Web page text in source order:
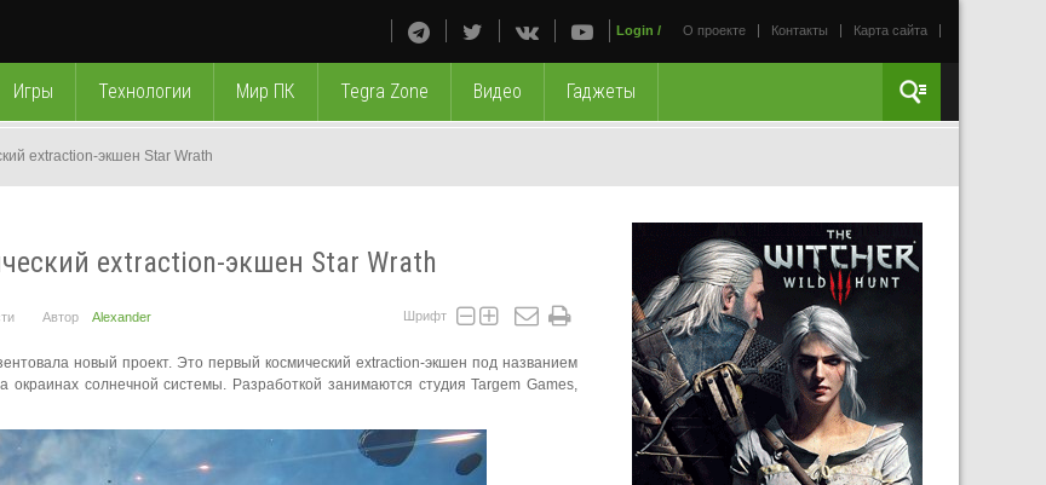
О проекте Контакты Карта сайта
Login /
Игры Технологии Мир ПК Tegra Zone Видео Гаджеты
extraction-экшен Star Wrath
extraction-экшен Star Wrath
Автор Alexander Шрифт
новый проект. Это первый космический extraction-экшен под названием
окраинах солнечной системы. Разработкой занимаются студия Targem Games,